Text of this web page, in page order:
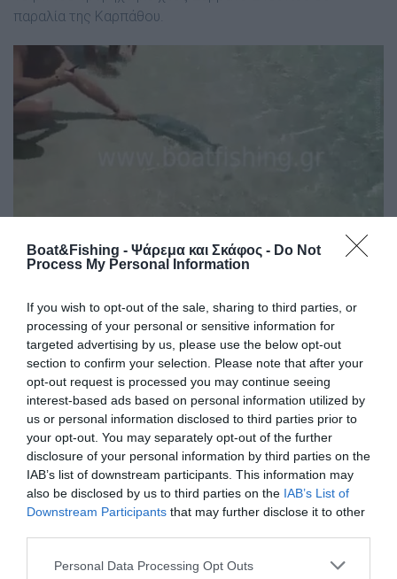
Boat&Fishing - Ψάρεμα και Σκάφος - Do Not
Process My Personal Information
If you wish to opt-out of the sale, sharing to third parties, or
processing of your personal or sensitive information for
targeted advertising by us, please use the below opt-out
section to confirm your selection. Please note that after your
opt-out request is processed you may continue seeing
interest-based ads based on personal information utilized by
us or personal information disclosed to third parties prior to
your opt-out. You may separately opt-out of the further
disclosure of your personal information by third parties on the
IAB’s list of downstream participants. This information may
also be disclosed by us to third parties on the IAB’s List of
Downstream Participants that may further disclose it to other
Personal Data Processing Opt Outs
παραλία της Καρπάθου.
Με το βίντεο αυτό δεν θέλουμε να τρομάξουμε τον
κόσμο αλλά θα πρέπει να γίνει γνωστό ότι τα ψάρια αυτά
είναι επικίνδυνα και για το ράμφος τους, οπότε δεν τα
αγγίζουμε ποτέ στη θάλασσα, αποφεύγουμε να
κολυμπήσουμε δίπλα τους και βέβαια προσέχουμε
ιδιαίτερα κατά το ξεψάρισμα όταν πιαστούν στα
αλιευτικά μας εργαλεία.